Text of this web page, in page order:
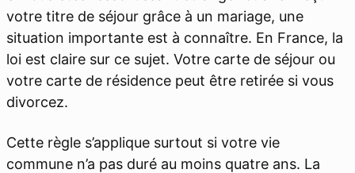
votre titre de séjour grâce à un mariage, une
situation importante est à connaître. En France, la
loi est claire sur ce sujet. Votre carte de séjour ou
votre carte de résidence peut être retirée si vous
divorcez.
Cette règle s’applique surtout si votre vie
commune n’a pas duré au moins quatre ans. La